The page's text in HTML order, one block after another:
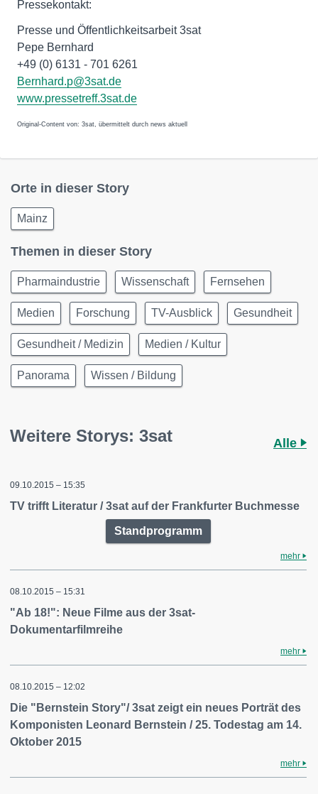
Pressekontakt:
Presse und Öffentlichkeitsarbeit 3sat
Pepe Bernhard
+49 (0) 6131 - 701 6261
Bernhard.p@3sat.de
www.pressetreff.3sat.de
Original-Content von: 3sat, übermittelt durch news aktuell
Orte in dieser Story
Mainz
Themen in dieser Story
Pharmaindustrie Wissenschaft Fernsehen
Medien Forschung TV-Ausblick Gesundheit
Gesundheit / Medizin Medien / Kultur
Panorama Wissen / Bildung
Weitere Storys: 3sat Alle
09.10.2015 – 15:35
TV trifft Literatur / 3sat auf der Frankfurter Buchmesse
Standprogramm
mehr
08.10.2015 – 15:31
"Ab 18!": Neue Filme aus der 3sat-
Dokumentarfilmreihe
mehr
08.10.2015 – 12:02
Die "Bernstein Story"/ 3sat zeigt ein neues Porträt des
Komponisten Leonard Bernstein / 25. Todestag am 14.
Oktober 2015
mehr